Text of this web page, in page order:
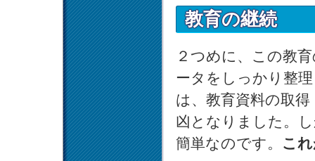
教育の継続
２つめに、この教
ータをしっかり整
は、教育資料の取
凶となりました。
簡単なのです。 こ